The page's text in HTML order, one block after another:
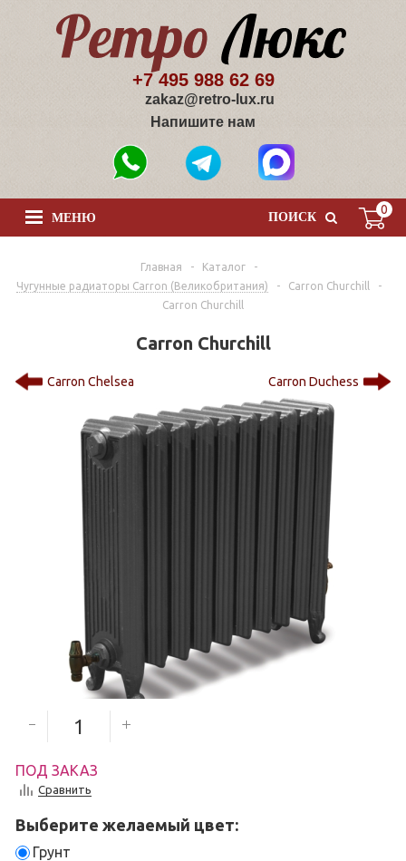
+7 495 988 62 69
zakaz@retro-lux.ru
Напишите нам
0
ПОИСК
МЕНЮ
Главная - Каталог
-
Чугунные радиаторы Carron (Великобритания)
- Carron Churchill
-
Carron Churchill
Carron Churchill
Carron Chelsea Carron Duchess
руб.
Количество секций
ПОД ЗАКАЗ
Сравнить
Выберите желаемый цвет:
Грунт